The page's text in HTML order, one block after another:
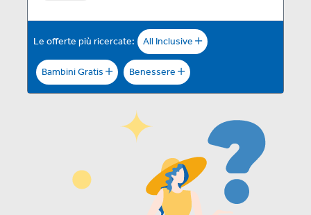
Le offerte più ricercate: All Inclusive
Bambini Gratis Benessere